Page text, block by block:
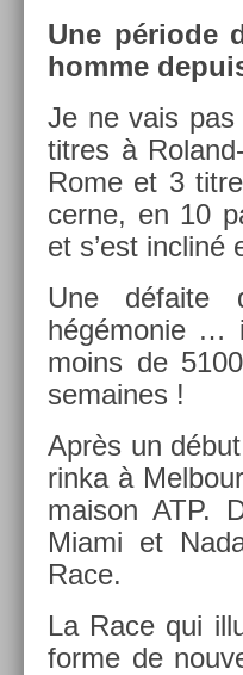
Une période
homme
Je ne vais
tit­res à
Rome et 3
cer­ne, en 10
et s’est in­cliné
Une défaite
hégémonie …
moins de
semaines !
Après un
rinka à
maison ATP.
Miami et
Race.
La Race qui
forme de